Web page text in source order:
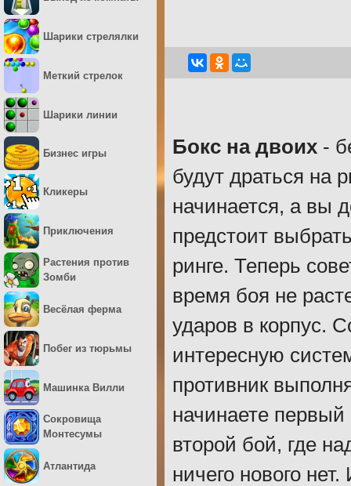
Бокс на двоих -
будут драться на
начинается, а вы
предстоит
ринге. Теперь
время боя не
ударов в корпус.
интересную
противник
начинаете
второй бой, где
ничего нового
Шарики стрелялки
Меткий стрелок
Шарики линии
Бизнес игры
Кликеры
Приключения
Растения против
Зомби
Весёлая ферма
Побег из тюрьмы
Машинка Вилли
Сокровища
Монтесумы
Атлантида